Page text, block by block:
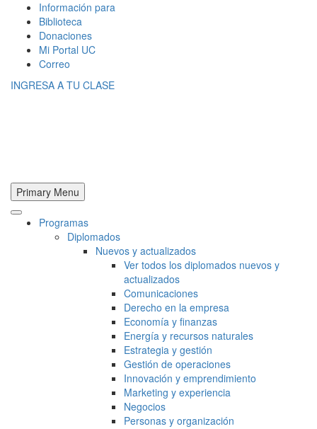
Información para
Biblioteca
Donaciones
Mi Portal UC
Correo
INGRESA A TU CLASE
Primary Menu
Programas
Diplomados
Nuevos y actualizados
Ver todos los diplomados nuevos y
actualizados
Comunicaciones
Derecho en la empresa
Economía y finanzas
Energía y recursos naturales
Estrategia y gestión
Gestión de operaciones
Innovación y emprendimiento
Marketing y experiencia
Negocios
Personas y organización